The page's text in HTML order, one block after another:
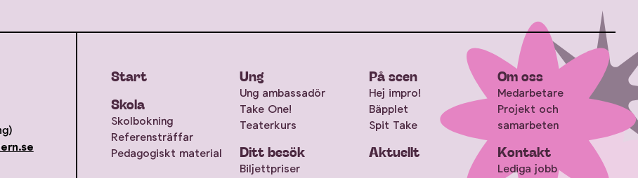
Start
Skola
Skolbokning
Referensträffar
Pedagogiskt material
Ung
Ung ambassadör
Take One!
Teaterkurs
Ditt besök
Biljettpriser
På scen
Hej impro!
Bäpplet
Spit Take
Aktuellt
Om oss
Medarbetare
Projekt och
samarbeten
Kontakt
Lediga jobb